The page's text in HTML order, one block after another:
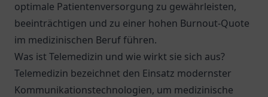
optimale Patientenversorgung zu gewährleisten,
beeinträchtigen und zu einer hohen Burnout-Quote
im medizinischen Beruf führen.
Was ist Telemedizin und wie wirkt sie sich aus?
Telemedizin bezeichnet den Einsatz modernster
Kommunikationstechnologien, um medizinische